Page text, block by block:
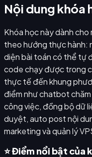
Nội dung khóa
Khóa học này dành
theo hướng thực hành:
diện bài toán có thể tự
code chạy được trong
thực tế đến khung
điểm như chatbot
công việc, đồng bộ dữ
duyệt, auto post nội
marketing và quản lý
⭐ Điểm nổi bật của